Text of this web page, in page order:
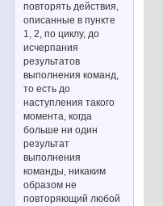
повторять действия,
описанные в пункте
1, 2, по циклу, до
исчерпания
результатов
выполнения команд,
то есть до
наступления такого
момента, когда
больше ни один
результат
выполнения
команды, никаким
образом не
повторяющий любой